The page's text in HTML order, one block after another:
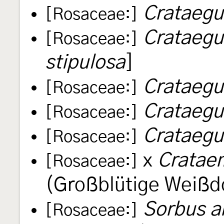
[Rosaceae:]
[Rosaceae:]
stipulosa]
[Rosaceae:]
[Rosaceae:]
[Rosaceae:]
[Rosaceae:] x
(Großblütige
[Rosaceae:]
Sorbus